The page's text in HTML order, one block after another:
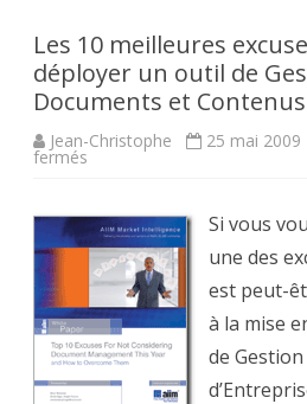
Les 10 meilleures
déployer un outil de
Documents et
Jean-Christophe 25 mai 2009
fermés
excuses
pour
ne
pas
déployer
un
outil
de
Gestion
des
Documents
Si vous
une des
est peut-
à la mise
de